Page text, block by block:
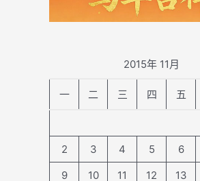
2015年 11月
一 二 三 四 五
2
3 4 5 6
9
10 11 12 13